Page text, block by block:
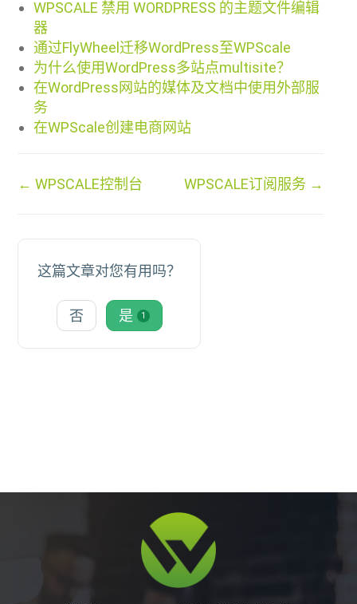
WPSCALE 禁用 WORDPRESS 的主题文件编辑
器
通过FlyWheel迁移WordPress至WPScale
为什么使用WordPress多站点multisite？
在WordPress网站的媒体及文档中使用外部服
务
在WPScale创建电商网站
文
← WPSCALE控制台 WPSCALE订阅服务 →
这篇文章对您有用吗？
否 是 1